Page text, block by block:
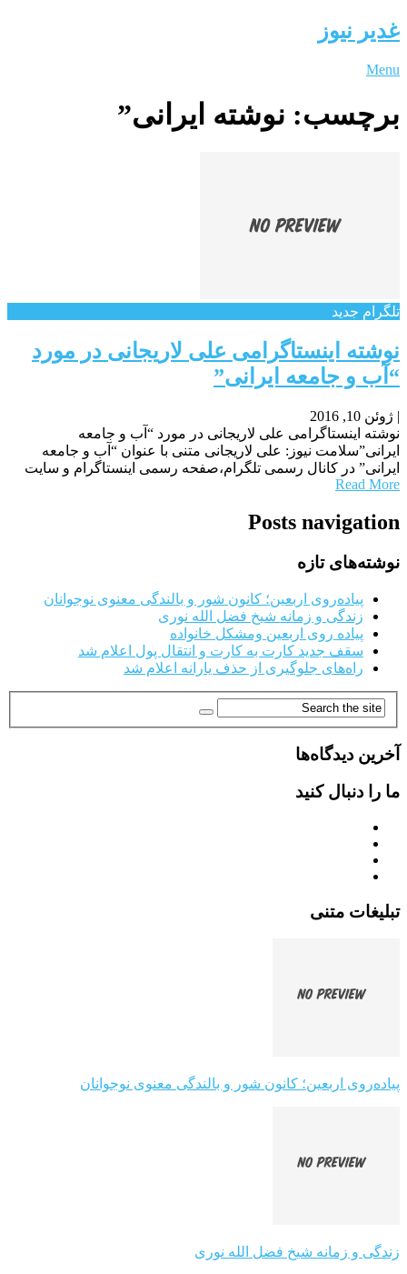
غدیر نیوز
Menu
برچسب: نوشته ایرانی”
تلگرام جدید
نوشته اینستاگرامی علی لاریجانی در مورد
“آب و جامعه ایرانی”
| ژوئن 10, 2016
نوشته اینستاگرامی علی لاریجانی در مورد “آب و جامعه
ایرانی”سلامت نیوز: علی لاریجانی متنی با عنوان “آب و جامعه
ایرانی” در کانال رسمی تلگرام،صفحه رسمی اینستاگرام و سایت
Read More
Posts navigation
نوشته‌های تازه
پیاده‌روی اربعین؛ کانون شور و بالندگی معنوی نوجوانان
زندگی و زمانه شیخ فضل الله نوری
پیاده روی اربعین ومشکل خانواده
سقف جدید کارت به کارت و انتقال پول اعلام شد
راه‌های جلوگیری از حذف یارانه اعلام شد
آخرین دیدگاه‌ها
ما را دنبال کنید
تبلیغات متنی
پیاده‌روی اربعین؛ کانون شور و بالندگی معنوی نوجوانان
زندگی و زمانه شیخ فضل الله نوری